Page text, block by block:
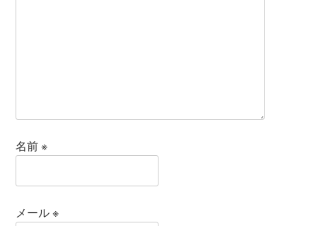
名前※
メール※